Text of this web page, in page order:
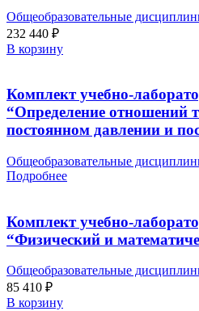
Общеобразовательные
232 440 ₽
В корзину
Комплект учебно-
“Определение отношений
постоянном давлении и
Общеобразовательные
Подробнее
Комплект учебно-
“Физический и
Общеобразовательные
85 410 ₽
В корзину